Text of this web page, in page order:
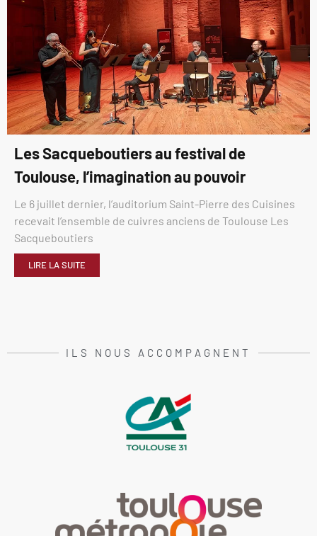
Les Sacqueboutiers au festival de
Toulouse, l’imagination au pouvoir
Le 6 juillet dernier, l’auditorium Saint-Pierre des Cuisines
recevait l’ensemble de cuivres anciens de Toulouse Les
Sacqueboutiers
LIRE LA SUITE
ILS NOUS ACCOMPAGNENT